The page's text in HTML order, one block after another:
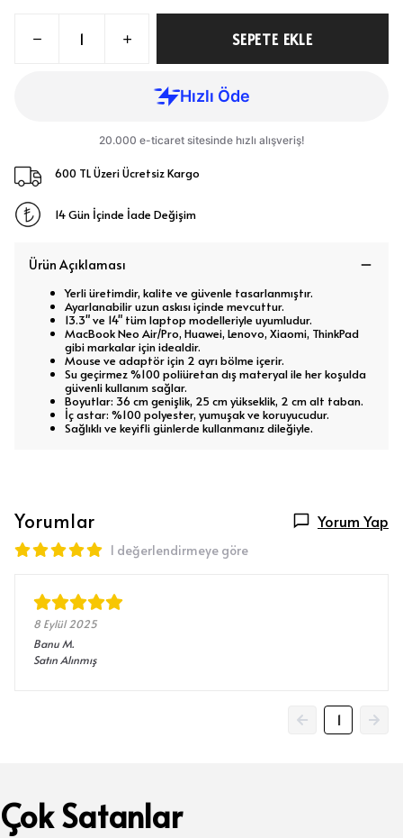
SEPETE EKLE
600 TL Üzeri Ücretsiz Kargo
14 Gün İçinde İade Değişim
Ürün Açıklaması
Yerli üretimdir, kalite ve güvenle tasarlanmıştır.
Ayarlanabilir uzun askısı içinde mevcuttur.
13.3" ve 14" tüm laptop modelleriyle uyumludur.
MacBook Neo Air/Pro, Huawei, Lenovo, Xiaomi, ThinkPad
gibi markalar için idealdir.
Mouse ve adaptör için 2 ayrı bölme içerir.
Su geçirmez %100 poliüretan dış materyal ile her koşulda
güvenli kullanım sağlar.
Boyutlar: 36 cm genişlik, 25 cm yükseklik, 2 cm alt taban.
İç astar: %100 polyester, yumuşak ve koruyucudur.
Sağlıklı ve keyifli günlerde kullanmanız dileğiyle.
Yorumlar Yorum Yap
1 değerlendirmeye göre
8 Eylül 2025
Banu M.
Satın Alınmış
1
Çok Satanlar